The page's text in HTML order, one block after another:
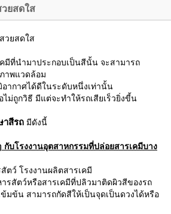
ยสดใส
ที่นำมาประกอบเป็นสีนั้น จะสามารถ
าพแวดล้อม
ากาศได้ดีในระดับหนึ่งเท่านั้น
ม่ถูกวิธี มีแต่จะทำให้รถเสียเร็วยิ่งขี้น
าสีรถ มีดังนี้
กับโรงงานอุตสาหกรรมที่ปล่อยสารเคมีบาง
ตว์ โรงงานผลิตสารเคมี
ารสัตว์หรือสารเคมีที่ปลิวมาติดผิวสีของรถ
ข้มข้น สามารถกัดสีให้เป็นจุดเป็นดวงได้หรือ